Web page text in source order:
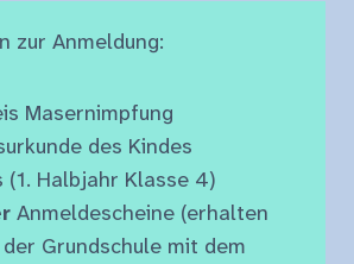
zur Anmeldung:
Masernimpfung
des Kindes
(1. Halbjahr Klasse 4)
Anmeldescheine (erhalten
der Grundschule mit dem